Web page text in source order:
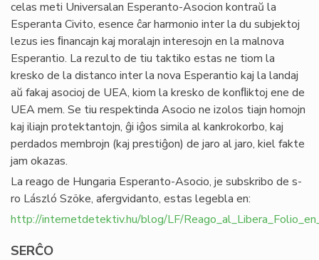
celas meti Universalan Esperanto-Asocion kontraŭ la
Esperanta Civito, esence ĉar harmonio inter la du subjektoj
lezus ies ﬁnancajn kaj moralajn interesojn en la malnova
Esperantio. La rezulto de tiu taktiko estas ne tiom la
kresko de la distanco inter la nova Esperantio kaj la landaj
aŭ fakaj asocioj de UEA, kiom la kresko de konﬂiktoj ene de
UEA mem. Se tiu respektinda Asocio ne izolos tiajn homojn
kaj iliajn protektantojn, ĝi iĝos simila al kankrokorbo, kaj
perdados membrojn (kaj prestiĝon) de jaro al jaro, kiel fakte
jam okazas.
La reago de Hungaria Esperanto-Asocio, je subskribo de s-
ro László Szöke, afergvidanto, estas legebla en:
http://internetdetektiv.hu/blog/LF/
SERĈO